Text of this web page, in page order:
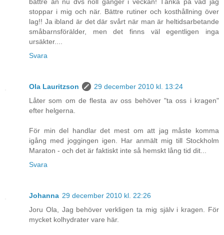
bättre än nu dvs noll gånger i veckan! Tänka på vad jag
stoppar i mig och när. Bättre rutiner och kosthållning över
lag!! Ja ibland är det där svårt när man är heltidsarbetande
småbarnsförälder, men det finns väl egentligen inga
ursäkter....
Svara
Ola Lauritzson
29 december 2010 kl. 13:24
Låter som om de flesta av oss behöver "ta oss i kragen"
efter helgerna.
För min del handlar det mest om att jag måste komma
igång med joggingen igen. Har anmält mig till Stockholm
Maraton - och det är faktiskt inte så hemskt lång tid dit...
Svara
Johanna 29 december 2010 kl. 22:26
Joru Ola, Jag behöver verkligen ta mig själv i kragen. För
mycket kolhydrater vare här.